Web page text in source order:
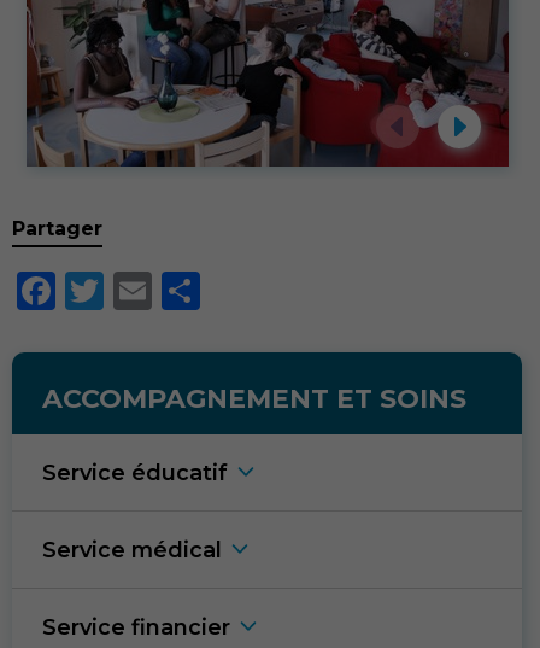
Partager
Facebook
Twitter
Email
ACCOMPAGNEMENT ET SOINS
Service éducatif
Service médica
Service financier